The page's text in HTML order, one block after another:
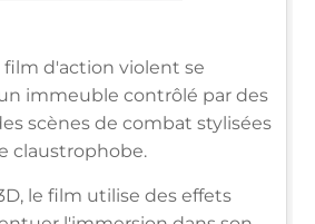
film d'action violent se
immeuble contrôlé par des
scènes de combat stylisées
claustrophobe.
le film utilise des effets